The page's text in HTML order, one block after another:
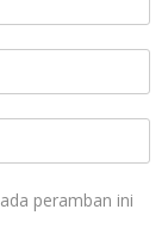
peramban ini